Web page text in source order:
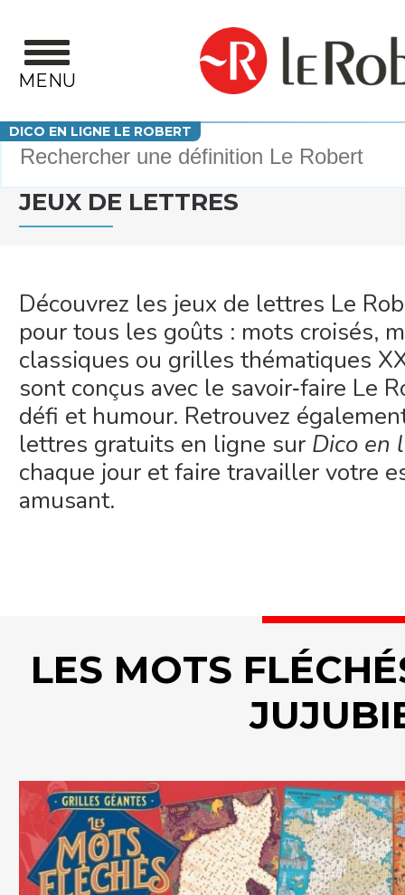
MENU
DICO EN LIGNE LE ROBERT
Votre recherche
JEUX DE LETTRES
Découvrez les jeux de lettres Le
pour tous les goûts : mots croisés,
classiques ou grilles thématiques
sont conçus avec le savoir‑faire Le
défi et humour. Retrouvez
lettres gratuits en ligne sur Dico en
chaque jour et faire travailler votre
amusant.
LES MOTS